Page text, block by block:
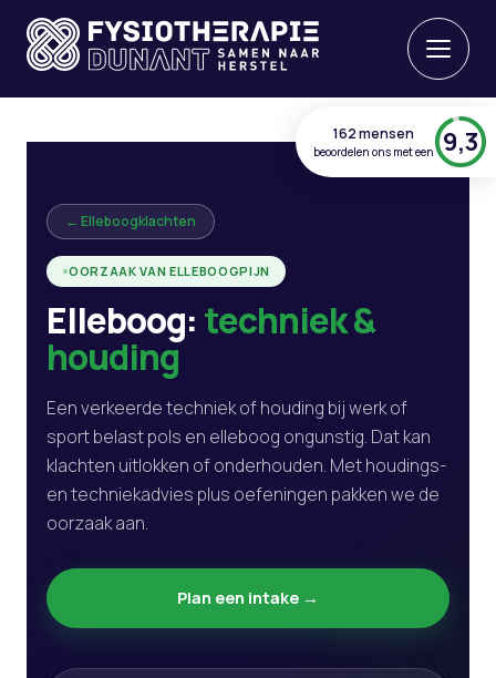
162 mensen
beoordelen ons met een 9,3
← Elleboogklachten
OORZAAK VAN ELLEBOOGPIJN
Elleboog: techniek &
houding
Een verkeerde techniek of houding bij werk of
sport belast pols en elleboog ongunstig. Dat kan
klachten uitlokken of onderhouden. Met houdings-
en techniekadvies plus oefeningen pakken we de
oorzaak aan.
Plan een intake →